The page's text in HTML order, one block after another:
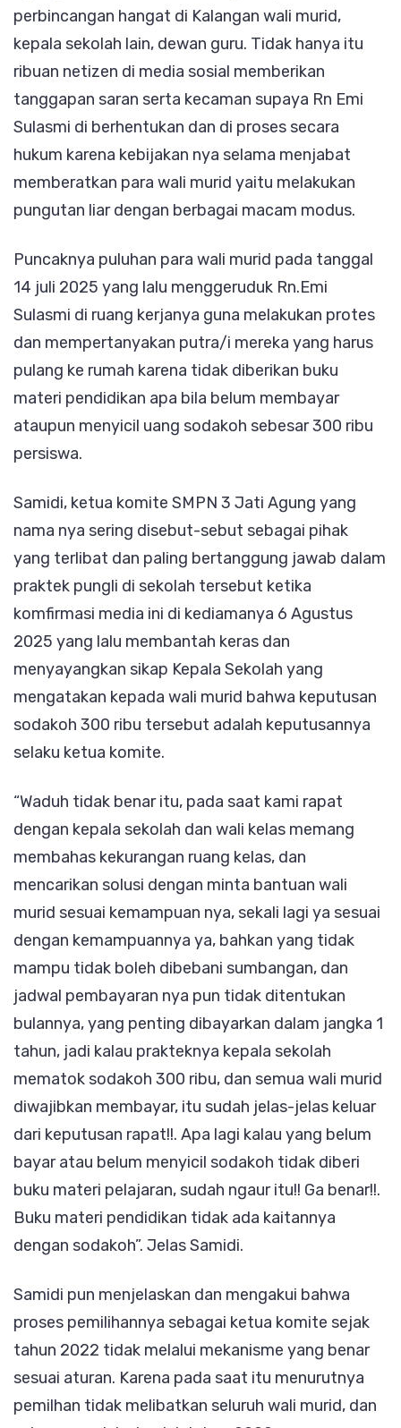
Sulasmi
SMPN
Jati
Agung
perbincangan hangat di Kalangan wali murid,
kepala sekolah lain, dewan guru. Tidak hanya itu
ribuan netizen di media sosial memberikan
tanggapan saran serta kecaman supaya Rn Emi
Sulasmi di berhentukan dan di proses secara
hukum karena kebijakan nya selama menjabat
memberatkan para wali murid yaitu melakukan
pungutan liar dengan berbagai macam modus.
Puncaknya puluhan para wali murid pada tanggal
14 juli 2025 yang lalu menggeruduk Rn.Emi
Sulasmi di ruang kerjanya guna melakukan protes
dan mempertanyakan putra/i mereka yang harus
pulang ke rumah karena tidak diberikan buku
materi pendidikan apa bila belum membayar
ataupun menyicil uang sodakoh sebesar 300 ribu
persiswa.
Samidi, ketua komite SMPN 3 Jati Agung yang
nama nya sering disebut-sebut sebagai pihak
yang terlibat dan paling bertanggung jawab dalam
praktek pungli di sekolah tersebut ketika
komfirmasi media ini di kediamanya 6 Agustus
2025 yang lalu membantah keras dan
menyayangkan sikap Kepala Sekolah yang
mengatakan kepada wali murid bahwa keputusan
sodakoh 300 ribu tersebut adalah keputusannya
selaku ketua komite.
“Waduh tidak benar itu, pada saat kami rapat
dengan kepala sekolah dan wali kelas memang
membahas kekurangan ruang kelas, dan
mencarikan solusi dengan minta bantuan wali
murid sesuai kemampuan nya, sekali lagi ya sesuai
dengan kemampuannya ya, bahkan yang tidak
mampu tidak boleh dibebani sumbangan, dan
jadwal pembayaran nya pun tidak ditentukan
bulannya, yang penting dibayarkan dalam jangka 1
tahun, jadi kalau prakteknya kepala sekolah
mematok sodakoh 300 ribu, dan semua wali murid
diwajibkan membayar, itu sudah jelas-jelas keluar
dari keputusan rapat!!. Apa lagi kalau yang belum
bayar atau belum menyicil sodakoh tidak diberi
buku materi pelajaran, sudah ngaur itu!! Ga benar!!.
Buku materi pendidikan tidak ada kaitannya
dengan sodakoh”. Jelas Samidi.
Samidi pun menjelaskan dan mengakui bahwa
proses pemilihannya sebagai ketua komite sejak
tahun 2022 tidak melalui mekanisme yang benar
sesuai aturan. Karena pada saat itu menurutnya
pemilhan tidak melibatkan seluruh wali murid, dan